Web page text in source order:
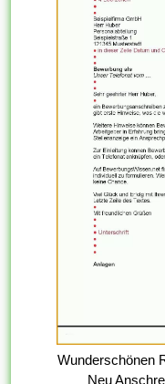
Wunderschönen
Neu